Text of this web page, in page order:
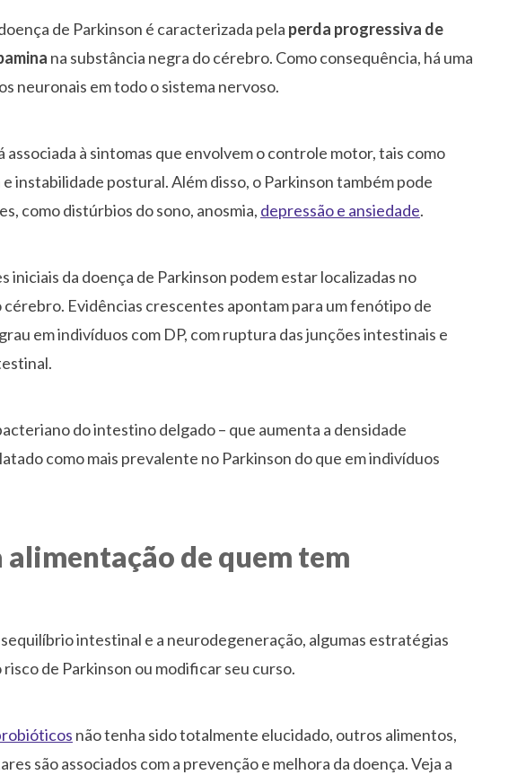
de Parkinson é caracterizada pela perda progressiva de
na substância negra do cérebro. Como consequência, há uma
neuronais em todo o sistema nervoso.
à sintomas que envolvem o controle motor, tais como
instabilidade postural. Além disso, o Parkinson também pode
como distúrbios do sono, anosmia, depressão e ansiedade.
iniciais da doença de Parkinson podem estar localizadas no
Evidências crescentes apontam para um fenótipo de
em indivíduos com DP, com ruptura das junções intestinais e
do intestino delgado – que aumenta a densidade
como mais prevalente no Parkinson do que em indivíduos
alimentação de quem tem
intestinal e a neurodegeneração, algumas estratégias
de Parkinson ou modificar seu curso.
não tenha sido totalmente elucidado, outros alimentos,
são associados com a prevenção e melhora da doença. Veja a